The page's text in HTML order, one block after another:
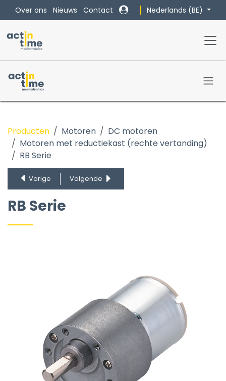
Overslaan naar inhoud
Over ons Nieuws Contact Nederlands (BE)
RA Serie
Producten Motoren
DC motoren
Motoren met reductiekast (rechte vertanding)
RB Serie
Vorige Volgende
RB Serie